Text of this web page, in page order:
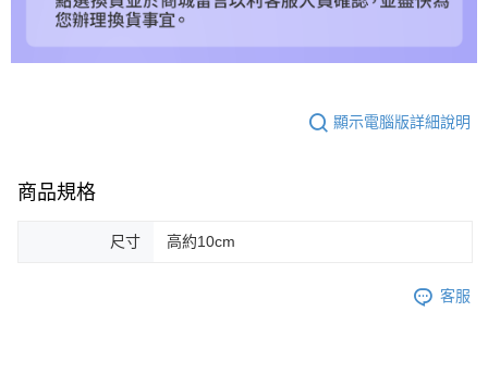
顯示電腦版詳細說明
商品規格
尺寸 高約10cm
客服